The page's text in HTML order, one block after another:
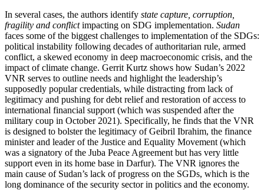
In several cases, the authors identify state capture, corruption,
fragility and conflictimpacting on SDG imple­mentation. Sudan
faces some of the biggest challenges to implementation of the SDGs:
political instability following decades of authoritarian rule, armed
con­flict, a skewed economy in deep macroeconomic crisis, and the
impact of climate change. Gerrit Kurtz shows how Sudan’s 2022
VNR serves to outline needs and highlight the leadership’s
supposedly popular credentials, while distracting from lack of
legitimacy and pushing for debt relief and restoration of access to
international financial support (which was sus­pended after the
military coup in October 2021). Spe­cifically, he finds that the VNR
is designed to bolster the legitimacy of Geibril Ibrahim, the finance
minis­ter and leader of the Justice and Equality Move­ment (which
was a signatory of the Juba Peace Agree­ment but has very little
support even in its home base in Darfur). The VNR ignores the
main cause of Sudan’s lack of progress on the SGDs, which is the
long dominance of the security sector in politics and the economy.